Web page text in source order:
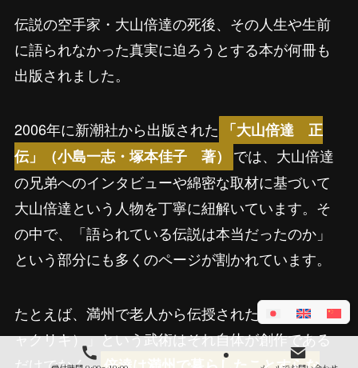
伝説の空手家・大山倍達の死後、その人生や生前
に語られなかった真実に迫ろうとする本が何冊も
出版されました。
2006年に新潮社から出版された
「大山倍達 正
伝」（小島一志・塚本佳子 著）
では、大山倍達
の兄弟へのインタビューや綿密な取材に基づいて
大山倍達という人物を丁寧に紐解いています。そ
の中で、「語られている伝説は本当だったのか」
という部分にも多くのページが割かれています。
たとえば、満州で老人から伝授された「借力（チ
ャクリキ）」という武術はそれ自体が創作である